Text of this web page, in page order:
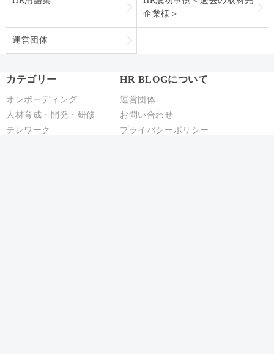
企業様＞
運営団体
カテゴリー
オンボーディング
人材育成・開発・研修
テレワーク
HR BLOGについて
運営団体
お問い合わせ
プライバシーポリシー